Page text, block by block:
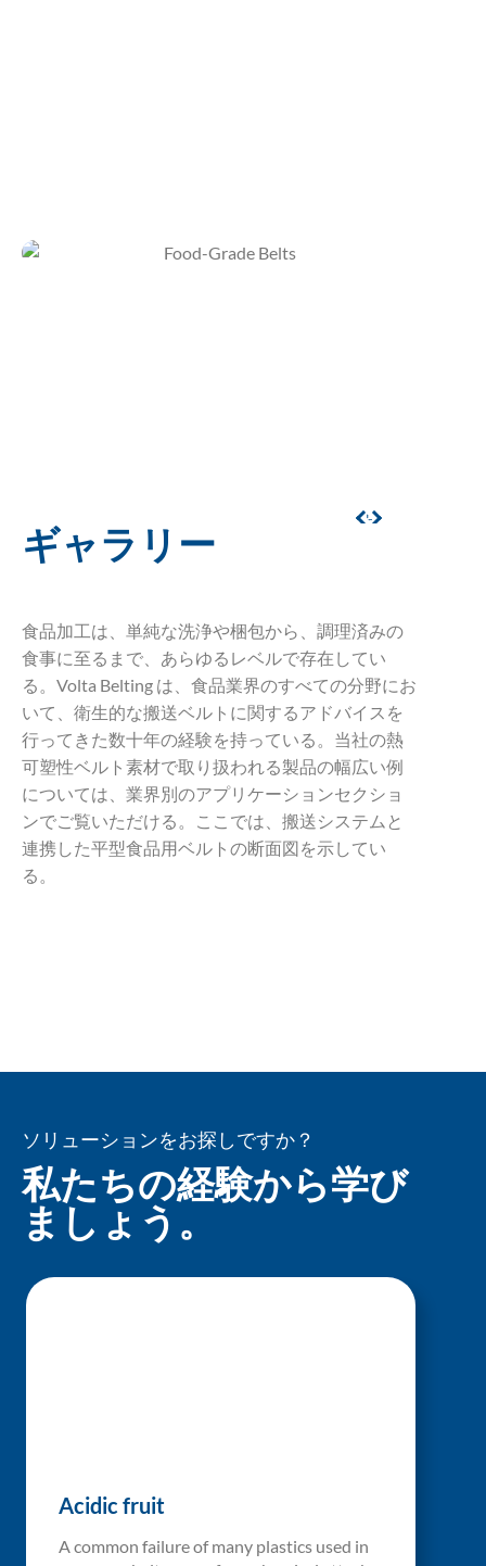
ギャラリー
食品加工は、単純な洗浄や梱包から、調理済みの
食事に至るまで、あらゆるレベルで存在してい
る。Volta Belting は、食品業界のすべての分野にお
いて、衛生的な搬送ベルトに関するアドバイスを
行ってきた数十年の経験を持っている。当社の熱
可塑性ベルト素材で取り扱われる製品の幅広い例
については、業界別のアプリケーションセクショ
ンでご覧いただける。ここでは、搬送システムと
連携した平型食品用ベルトの断面図を示してい
る。
ソリューションをお探しですか？
私たちの経験から学び
ましょう。
Acidic fruit
A common failure of many plastics used in